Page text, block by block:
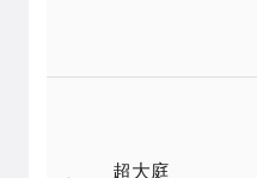
超大庭